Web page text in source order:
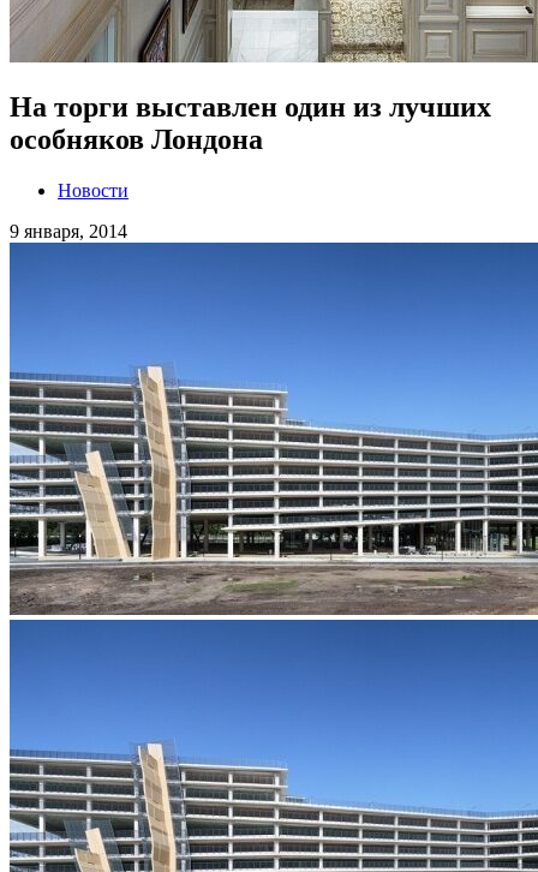
На торги выставлен один из лучших
особняков Лондона
Новости
9 января, 2014